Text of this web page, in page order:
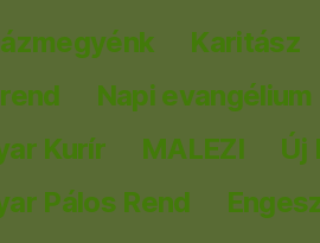
Karitász
Napi evangélium
Kurír
MALEZI Új
Pálos Rend